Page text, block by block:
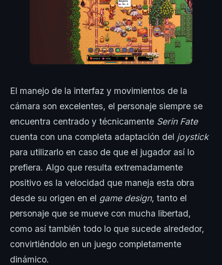
El manejo de la interfaz y movimientos de la
cámara son excelentes, el personaje siempre se
encuentra centrado y técnicamente Serin Fate
cuenta con una completa adaptación del joystick
para utilizarlo en caso de que el jugador así lo
prefiera. Algo que resulta extremadamente
positivo es la velocidad que maneja esta obra
desde su origen en el game design, tanto el
personaje que se mueve con mucha libertad,
como así también todo lo que sucede alrededor,
convirtiéndolo en un juego completamente
dinámico.